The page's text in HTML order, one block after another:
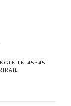
EN 45545